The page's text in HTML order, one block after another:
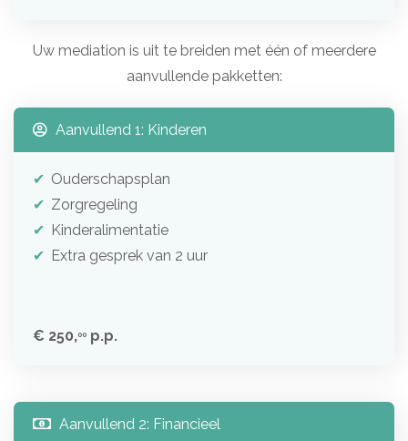
Uw mediation is uit te breiden met één of meerdere
aanvullende pakketten:
Aanvullend 1: Kinderen
Ouderschapsplan
Zorgregeling
Kinderalimentatie
Extra gesprek van 2 uur
€ 250,00 p.p.
Aanvullend 2: Financieel